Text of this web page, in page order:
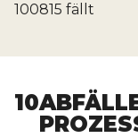
100815 fällt
10